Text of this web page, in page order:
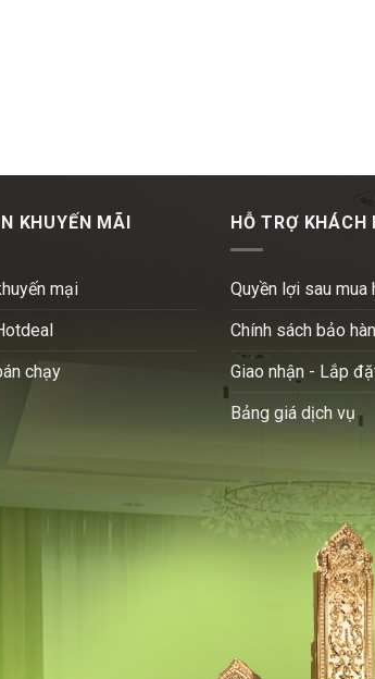
KHUYẾN MÃI
mại
chạy
HỖ TRỢ KHÁCH
Quyền lợi sau mua
Chính sách bảo
Giao nhận - Lắp
Bảng giá dịch vụ